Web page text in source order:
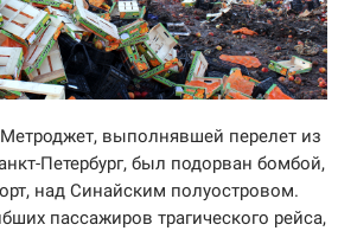
выполнявшей перелет из
Петербург, был подорван бомбой,
над Синайским полуостровом.
пассажиров трагического рейса,